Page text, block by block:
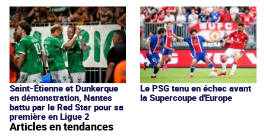
Saint-Étienne et Dunkerque
en démonstration, Nantes
battu par le Red Star pour sa
première en Ligue 2
Le PSG tenu en échec avant
la Supercoupe d'Europe
Articles en tendances